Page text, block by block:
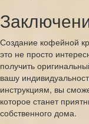
Создание кофейной
это не просто
получить
вашу
инструкциям, вы
которое станет
собственного дома.